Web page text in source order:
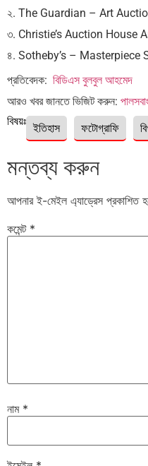
২. The Guardian – Art
৩. Christie’s Auction House
৪. Sotheby’s – Masterpiece
প্রতিবেদক: বিডিএস বুলবুল আহমেদ
আরও খবর জানতে ভিজিট করুন:
বিষয়ঃ ইতিহাস ফটোগ্রাফি
মন্তব্য করুন
আপনার ই-মেইল এ্যাড্রেস প্রকাশিত
কমেন্ট *
নাম *